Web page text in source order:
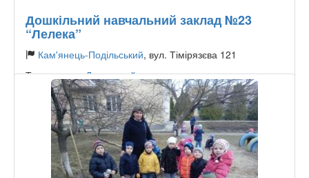
Дошкільний навчальний заклад №23
“Лелека”
Кам'янець-Подільський, вул. Тімірязєва 121
Тип садочку:Державний